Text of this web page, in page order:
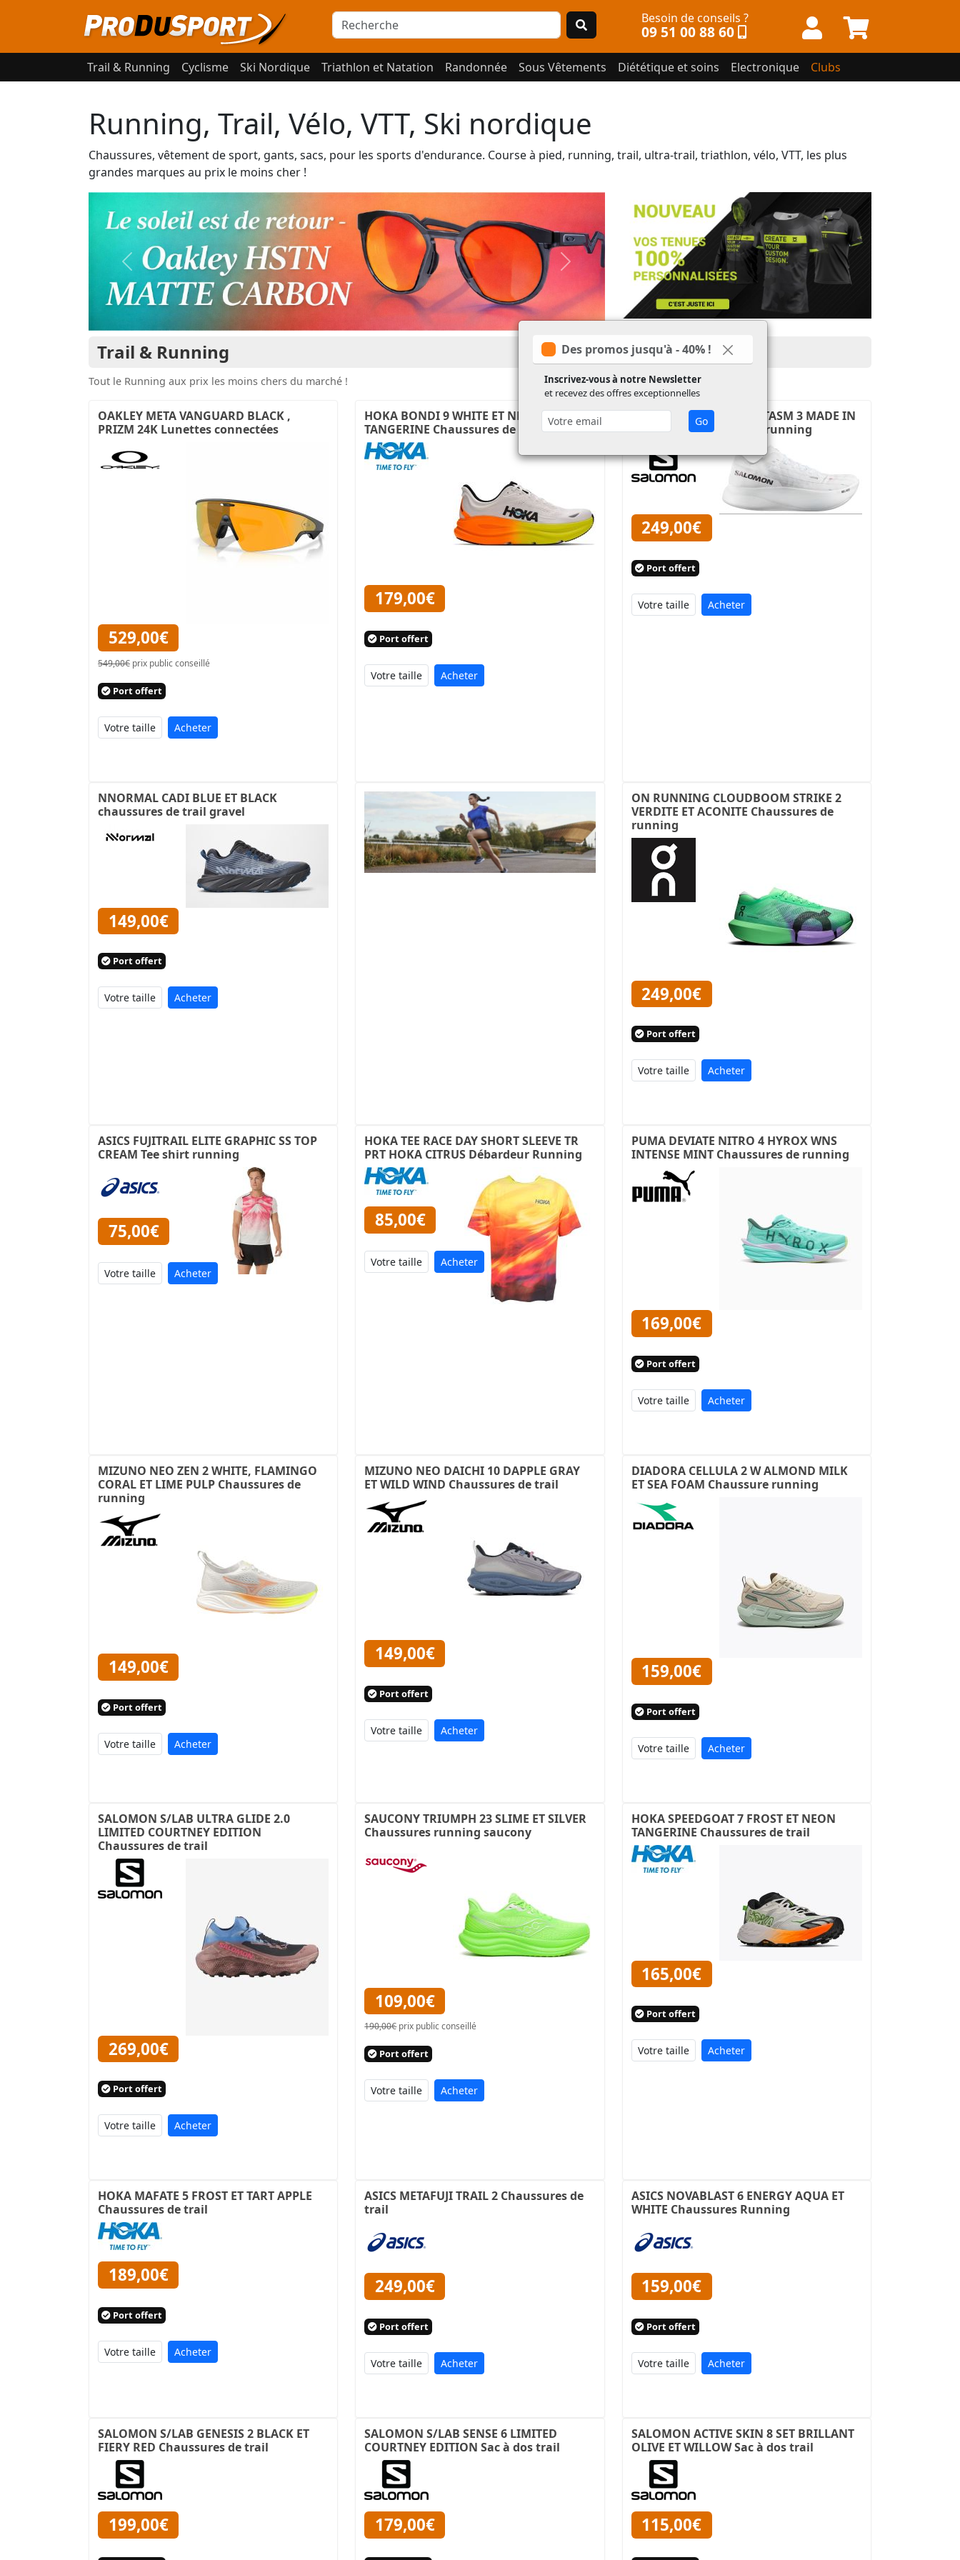
Besoin de conseils ?
09 51 00 88 60
Trail & Running Cyclisme Ski Nordique Triathlon et Natation Randonnée Sous Vêtements Diététique et soins Electronique Clubs
Running, Trail, Vélo, VTT, Ski nordique
Chaussures, vêtement de sport, gants, sacs, pour les sports d'endurance. Course à pied, running, trail, ultra-trail, triathlon, vélo, VTT, les plus
grandes marques au prix le moins cher !
Des promos jusqu'à - 40% !
Inscrivez-vous à notre Newsletter
et recevez des offres exceptionnelles
Previous Next
Trail & Running
Tout le Running aux prix les moins chers du marché !
OAKLEY META VANGUARD BLACK ,
PRIZM 24K Lunettes connectées
529,00€
549,00€ prix public conseillé
Port offert
Acheter
HOKA BONDI 9 WHITE ET NEON
TANGERINE Chaussures de running
179,00€
Port offert
Acheter
SALOMON S/LAB PHANTASM 3 MADE IN
FRANCE Chaussures de running
249,00€
Port offert
Acheter
NNORMAL CADI BLUE ET BLACK
chaussures de trail gravel
149,00€
Port offert
Acheter
ON RUNNING CLOUDBOOM STRIKE 2
VERDITE ET ACONITE Chaussures de
running
249,00€
Port offert
Acheter
ASICS FUJITRAIL ELITE GRAPHIC SS TOP
CREAM Tee shirt running
75,00€
Acheter
HOKA TEE RACE DAY SHORT SLEEVE TR
PRT HOKA CITRUS Débardeur Running
85,00€
Acheter
PUMA DEVIATE NITRO 4 HYROX WNS
INTENSE MINT Chaussures de running
169,00€
Port offert
Acheter
MIZUNO NEO ZEN 2 WHITE, FLAMINGO
CORAL ET LIME PULP Chaussures de
running
149,00€
Port offert
Acheter
MIZUNO NEO DAICHI 10 DAPPLE GRAY
ET WILD WIND Chaussures de trail
149,00€
Port offert
Acheter
DIADORA CELLULA 2 W ALMOND MILK
ET SEA FOAM Chaussure running
159,00€
Port offert
Acheter
SALOMON S/LAB ULTRA GLIDE 2.0
LIMITED COURTNEY EDITION
Chaussures de trail
269,00€
Port offert
Acheter
SAUCONY TRIUMPH 23 SLIME ET SILVER
Chaussures running saucony
109,00€
190,00€ prix public conseillé
Port offert
Acheter
HOKA SPEEDGOAT 7 FROST ET NEON
TANGERINE Chaussures de trail
165,00€
Port offert
Acheter
HOKA MAFATE 5 FROST ET TART APPLE
Chaussures de trail
189,00€
Port offert
Acheter
ASICS METAFUJI TRAIL 2 Chaussures de
trail
249,00€
Port offert
Acheter
ASICS NOVABLAST 6 ENERGY AQUA ET
WHITE Chaussures Running
159,00€
Port offert
Acheter
SALOMON S/LAB GENESIS 2 BLACK ET
FIERY RED Chaussures de trail
199,00€
SALOMON S/LAB SENSE 6 LIMITED
COURTNEY EDITION Sac à dos trail
179,00€
SALOMON ACTIVE SKIN 8 SET BRILLANT
OLIVE ET WILLOW Sac à dos trail
115,00€